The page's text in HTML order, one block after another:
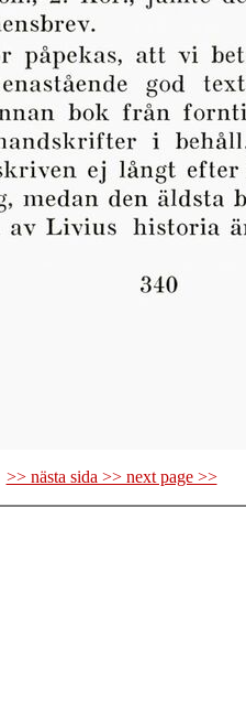
>> nästa sida >> next page >>